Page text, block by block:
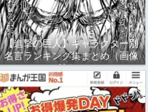
【進撃の巨人】キャラクター別
名言ランキング集まとめ（画像
付き）